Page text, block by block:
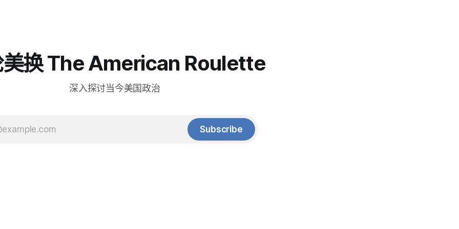
换 The American Roulette
深入探讨当今美国政治
Subscribe